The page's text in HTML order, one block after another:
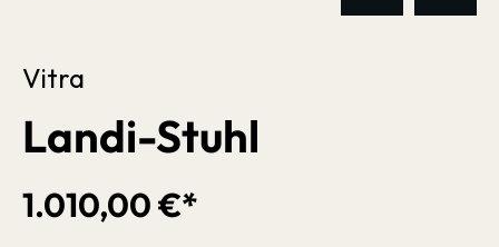
Vitra
Landi-Stuhl
1.010,00 €*